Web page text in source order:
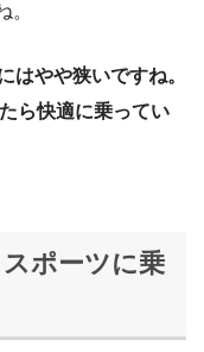
。
はやや狭いですね。
ら快適に乗ってい
ポーツに乗